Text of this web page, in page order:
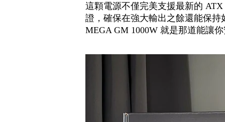
這顆電源不僅完美支援最新的 ATX
證，確保在強大輸出之餘還能保
MEGA GM 1000W 就是那道能讓